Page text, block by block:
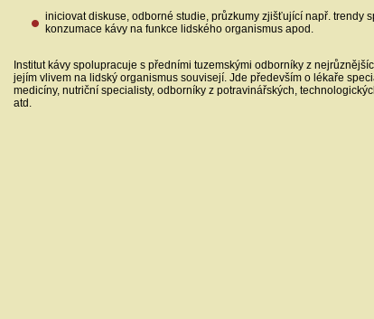
iniciovat diskuse, odborné studie, průzkumy zjišťující např. trendy
konzumace kávy na funkce lidského organismus apod.
Institut kávy spolupracuje s předními tuzemskými odborníky z
jejím vlivem na lidský organismus souvisejí. Jde především o lékaře
medicíny, nutriční specialisty, odborníky z potravinářských,
atd.